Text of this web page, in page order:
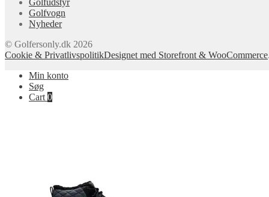
Golfudstyr
Golfvogn
Nyheder
© Golfersonly.dk 2026
Cookie & PrivatlivspolitikDesignet med Storefront & WooCommerce
Min konto
Søg
Cart 0